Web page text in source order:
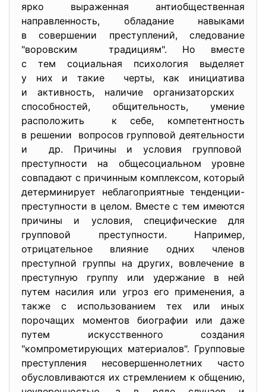
ярко выраженная антиобщественная
направленность, обладание навыками
в совершении преступлений, следование
"воровским традициям". Но вместе
с тем социальная психология выделяет
у них и такие черты, как инициатива
и активность, наличие организаторских
способностей, общительность, умение
расположить к себе, компетентность
в решении вопросов групповой деятельности
и др. Причины и условия групповой
преступности на общесоциальном уровне
совпадают с причинным комплексом, который
детерминирует неблагоприятные тенденции-
преступности в целом. Вместе с тем имеются
причины и условия, специфические для
групповой преступности. Например,
отрицательное влияние одних членов
преступной группы на других, вовлечение в
преступную группу или удержание в ней
путем насилия или угроз его применения, а
также с использованием тех или иных
порочащих моментов биографии или даже
путем искусственного создания
"компрометирующих материалов". Групповые
преступления несовершеннолетних часто
обусловливаются их стремлением к общению,